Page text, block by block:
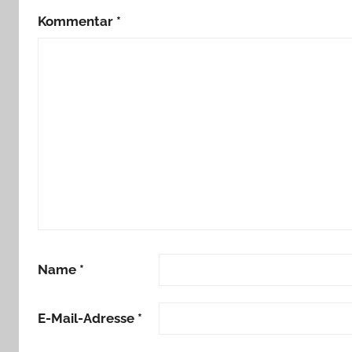
Kommentar *
Name *
E-Mail-Adresse *